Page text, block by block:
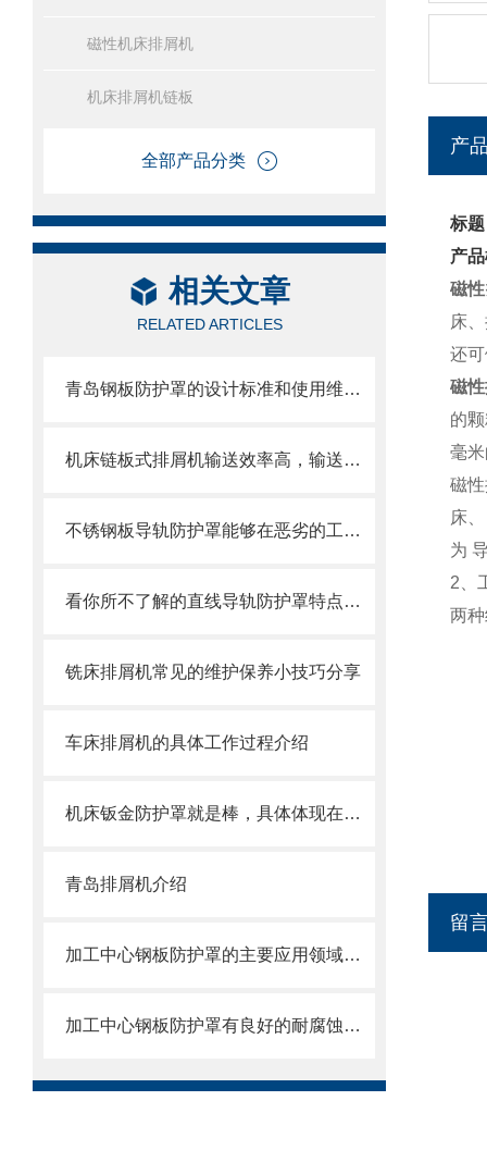
磁性机床排屑机
机床排屑机链板
全部产品分类
相关文章
RELATED ARTICLES
青岛钢板防护罩的设计标准和使用维护方式
机床链板式排屑机输送效率高，输送速度选择范围大
不锈钢板导轨防护罩能够在恶劣的工作环境中长期使用
看你所不了解的直线导轨防护罩特点介绍
铣床排屑机常见的维护保养小技巧分享
车床排屑机的具体工作过程介绍
机床钣金防护罩就是棒，具体体现在哪些方面呢
青岛排屑机介绍
加工中心钢板防护罩的主要应用领域和产品的主要特性
加工中心钢板防护罩有良好的耐腐蚀性，能在各种环境下长时间使用
产
标
产
磁
床
还
磁
的
毫
磁
床
为
2、
两
留